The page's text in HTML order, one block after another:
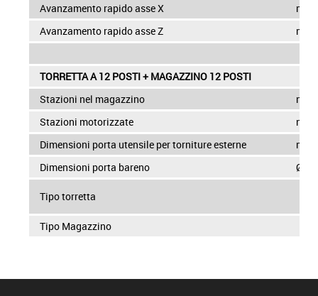
Avanzamento rapido asse X
Avanzamento rapido asse Z
TORRETTA A 12 POSTI + MAGAZZINO 12 POSTI
Stazioni nel magazzino
n
Stazioni motorizzate
n
Dimensioni porta utensile per torniture esterne
mm
Dimensioni porta bareno
Ø
Tipo torretta
Tipo Magazzino